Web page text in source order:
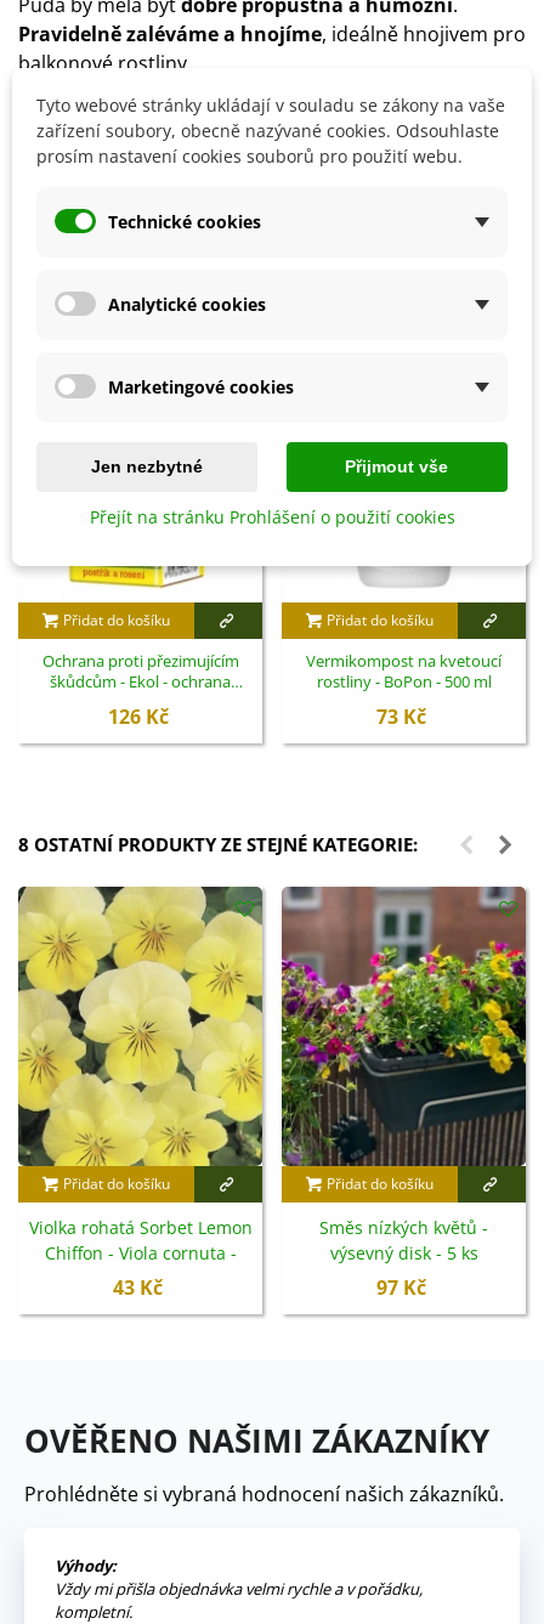
Pravidelně zaléváme a hnojíme, ideálně hnojivem pro
balkonové rostliny.
V zimním období rostlinu zakryjeme chvojím
nebo
necháme přezimovat ve skleníku.
Detaily produktu
Přidat do košíku
Ochrana proti přezimujícím
škůdcům - Ekol - ochrana
126 Kč
Přidat do košíku
Vermikompost na kvetoucí
rostliny - BoPon - 500 ml
73 Kč
8 OSTATNÍ PRODUKTY ZE STEJNÉ KATEGORIE:
Přidat do košíku
Violka rohatá Sorbet Lemon
Chiffon - Viola cornuta -
semena - 20 ks
43 Kč
Přidat do košíku
Směs nízkých květů -
výsevný disk - 5 ks
97 Kč
OVĚŘENO NAŠIMI ZÁKAZNÍKY
Prohlédněte si vybraná hodnocení našich zákazníků.
Výhody:
Vždy mi přišla objednávka velmi rychle a v pořádku,
kompletní.
Tyto webové stránky ukládají v souladu se zákony na vaše
zařízení soubory, obecně nazývané cookies. Odsouhlaste
prosím nastavení cookies souborů pro použití webu.
Technické cookies
Analytické cookies
Marketingové cookies
Jen nezbytné Přijmout vše
Přejít na stránku Prohlášení o použití cookies